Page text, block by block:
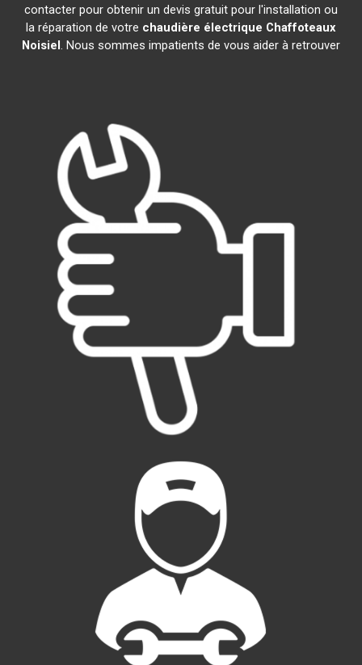
contacter pour obtenir un devis gratuit pour l'installation ou
la réparation de votre chaudière électrique Chaffoteaux
Noisiel. Nous sommes impatients de vous aider à retrouver